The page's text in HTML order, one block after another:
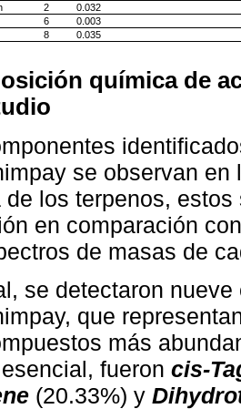
2
0.032
6
0.003
8 0.035
química de
se observan en
de los terpenos,
en comparación
de masas de
se detectaron
que
más
fueron cis-
(20.33%) y